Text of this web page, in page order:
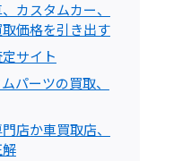
カスタムカー、
価格を引き出す
サイト
パーツの買取、
店か車買取店、